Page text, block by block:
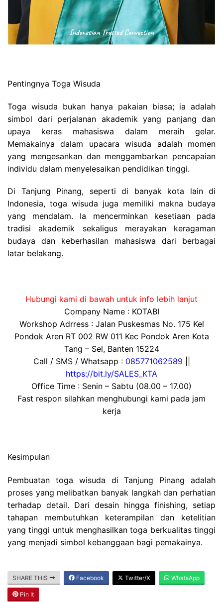
Pentingnya Toga Wisuda
Toga wisuda bukan hanya pakaian biasa; ia adalah
simbol dari perjalanan akademik yang panjang dan
upaya keras mahasiswa dalam meraih gelar.
Memakainya dalam upacara wisuda adalah momen
yang mengesankan dan menggambarkan pencapaian
individu dalam menyelesaikan pendidikan tinggi.
Di Tanjung Pinang, seperti di banyak kota lain di
Indonesia, toga wisuda juga memiliki makna budaya
yang mendalam. Ia mencerminkan kesetiaan pada
tradisi akademik sekaligus merayakan keragaman
budaya dan keberhasilan mahasiswa dari berbagai
latar belakang.
Hubungi kami di bawah untuk info lebih lanjut
Company Name : KOTABI
Workshop Adrress : Jalan Puskesmas No. 175 Kel
Pondok Aren RT 002 RW 011 Kec Pondok Aren Kota
Tang – Sel, Banten 15224
Call / SMS / Whatsapp : 085771062589
https://bit.ly/SALES_KTA
Office Time : Senin – Sabtu (08.00 – 17.00)
Fast respon silahkan menghubungi kami pada jam
kerja
Kesimpulan
Pembuatan toga wisuda di Tanjung Pinang adalah
proses yang melibatkan banyak langkah dan perhatian
terhadap detail. Dari desain hingga finishing, setiap
tahapan membutuhkan keterampilan dan ketelitian
yang tinggi untuk menghasilkan toga berkualitas tinggi
yang menjadi simbol kebanggaan bagi pemakainya.
SHARE THIS Facebook Twitter/X WhatsApp
Pin It